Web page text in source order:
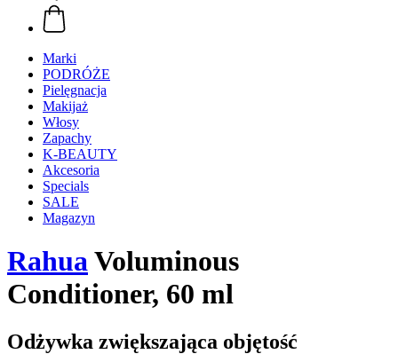
Marki
PODRÓŻE
Pielęgnacja
Makijaż
Włosy
Zapachy
K-BEAUTY
Akcesoria
Specials
SALE
Magazyn
RahuaVoluminous
Conditioner, 60 ml
Odżywka zwiększająca objętość